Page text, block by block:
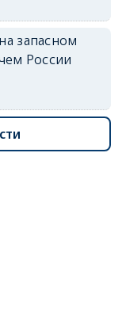
запасном
России